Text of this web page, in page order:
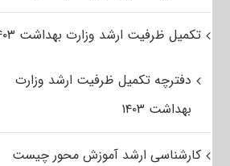
تکمیل ظرفیت ارشد وزارت بهداشت ۱۴۰۳
دفترچه تکمیل ظرفیت ارشد وزارت
بهداشت ۱۴۰۳
کارشناسی ارشد آموزش محور چیست